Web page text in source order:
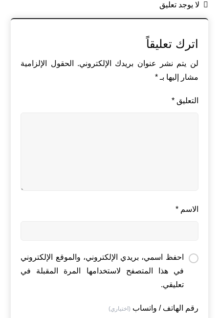
لا يوجد تعليق
اترك تعليقاً
لن يتم نشر عنوان بريدك الإلكتروني.
الحقول الإلزامية
مشار إليها بـ*
التعليق*
الاسم*
احفظ اسمي، بريدي الإلكتروني، والموقع الإلكتروني
في هذا المتصفح لاستخدامها المرة المقبلة في
تعليقي.
رقم الهاتف / واتساب (اختياري)